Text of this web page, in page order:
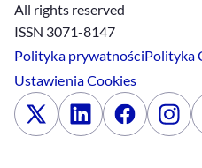
All rights reserved
ISSN 3071-8147
Polityka prywatnościPolityka
UstawieniaCookies
x LinkedinFacebook